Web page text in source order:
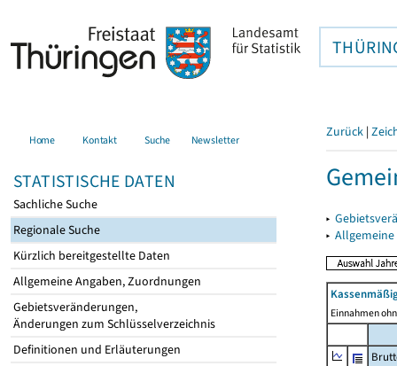
Home Kontakt Suche Newsletter
STATISTISCHE DATEN
Sachliche Suche
Regionale Suche
Kürzlich bereitgestellte Daten
Allgemeine Angaben, Zuordnungen
Gebietsveränderungen,
Änderungen zum Schlüsselverzeichnis
Definitionen und Erläuterungen
Zurück |
▸
▸
Einnahmen